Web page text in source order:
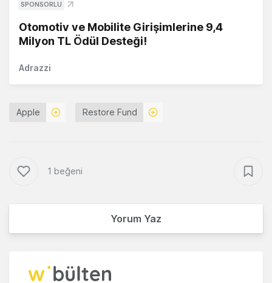
SPONSORLU
Otomotiv ve Mobilite Girişimlerine 9,4
Milyon TL Ödül Desteği!
Adrazzi
Apple Restore Fund
1 beğeni
Yorum Yaz